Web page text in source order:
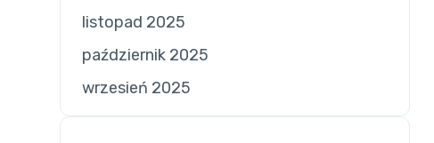
listopad 2025
październik 2025
wrzesień 2025